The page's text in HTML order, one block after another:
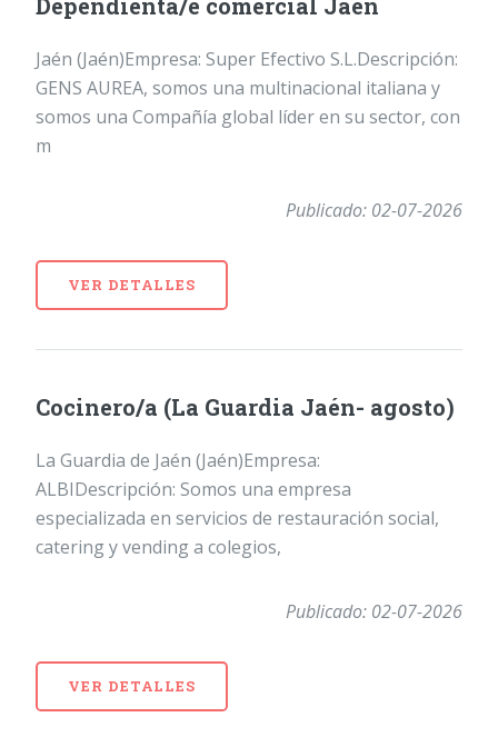
Jaén (Jaén)Empresa: Super Efectivo S.L.Descripción:
GENS AUREA, somos una multinacional italiana y
somos una Compañía global líder en su sector, con
m
Publicado: 02-07-2026
VER DETALLES
Cocinero/a (La Guardia Jaén- agosto)
La Guardia de Jaén (Jaén)Empresa:
ALBIDescripción: Somos una empresa
especializada en servicios de restauración social,
catering y vending a colegios,
Publicado: 02-07-2026
VER DETALLES